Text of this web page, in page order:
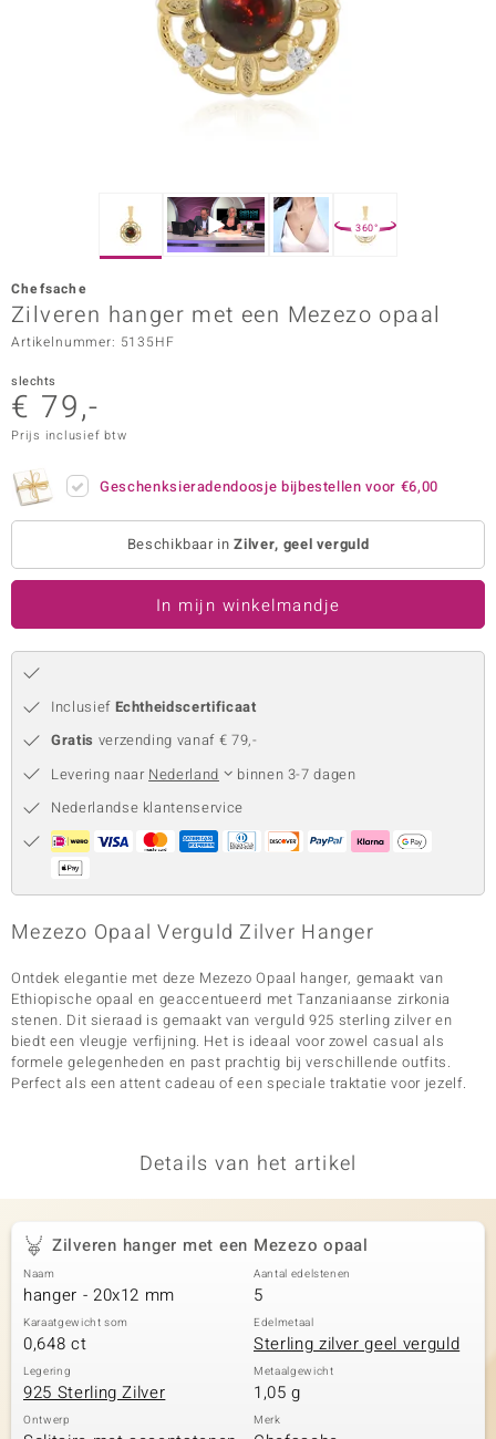
Vogue
in Italy
Paraíso
Collection
360°
Chefsache
Zilveren hanger met een Mezezo opaal
Artikelnummer: 5135HF
slechts
€ 79,-
Prijs inclusief btw
Geschenksieradendoosje bijbestellen voor €6,00
Beschikbaar inZilver, geel verguld
In mijn winkelmandje
Inclusief Echtheidscertificaat
Gratis verzending vanaf € 79,-
Levering naar Nederland
binnen 3-7 dagen
Nederlandse klantenservice
Mezezo Opaal Verguld Zilver Hanger
Ontdek elegantie met deze Mezezo Opaal hanger, gemaakt van
Ethiopische opaal en geaccentueerd met Tanzaniaanse zirkonia
stenen. Dit sieraad is gemaakt van verguld 925 sterling zilver en
biedt een vleugje verfijning. Het is ideaal voor zowel casual als
formele gelegenheden en past prachtig bij verschillende outfits.
Perfect als een attent cadeau of een speciale traktatie voor jezelf.
Details van het artikel
Zilveren hanger met een Mezezo opaal
Naam
hanger - 20x12 mm
Aantal edelstenen
5
Karaatgewicht som
0,648 ct
Edelmetaal
Sterling zilver geel verguld
Legering
925 Sterling Zilver
Metaalgewicht
1,05 g
Ontwerp Merk